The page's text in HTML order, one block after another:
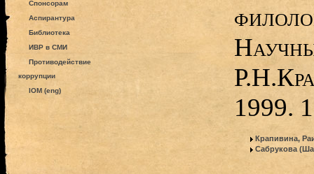
Спонсорам
Аспирантура
Библиотека
ИВР в СМИ
Противодействие
коррупции
IOM (eng)
1999.
Крапивина,
Сабрукова